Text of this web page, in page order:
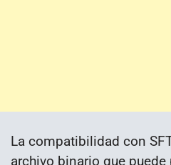
La compatibilidad con
archivo binario que puede